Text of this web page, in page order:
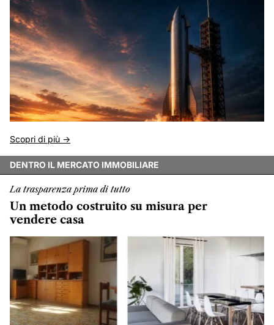
Scopri di più ->
DENTRO IL MERCATO IMMOBILIARE
La trasparenza prima di tutto
Un metodo costruito su misura per
vendere casa